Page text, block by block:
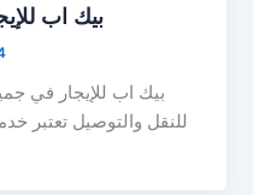
بيك اب
بيك اب للإيجار في
للنقل والتوصيل تعتبر